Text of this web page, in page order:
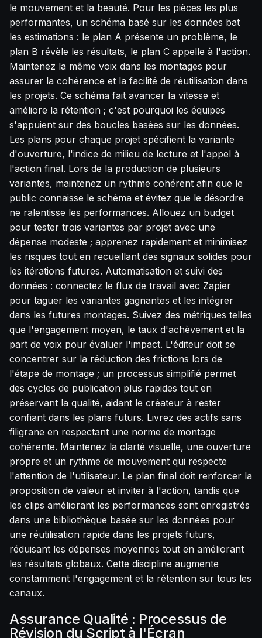
le mouvement et la beauté. Pour les pièces les plus
performantes, un schéma basé sur les données bat
les estimations : le plan A présente un problème, le
plan B révèle les résultats, le plan C appelle à l'action.
Maintenez la même voix dans les montages pour
assurer la cohérence et la facilité de réutilisation dans
les projets. Ce schéma fait avancer la vitesse et
améliore la rétention ; c'est pourquoi les équipes
s'appuient sur des boucles basées sur les données.
Les plans pour chaque projet spécifient la variante
d'ouverture, l'indice de milieu de lecture et l'appel à
l'action final. Lors de la production de plusieurs
variantes, maintenez un rythme cohérent afin que le
public connaisse le schéma et évitez que le désordre
ne ralentisse les performances. Allouez un budget
pour tester trois variantes par projet avec une
dépense modeste ; apprenez rapidement et minimisez
les risques tout en recueillant des signaux solides pour
les itérations futures. Automatisation et suivi des
données : connectez le flux de travail avec Zapier
pour taguer les variantes gagnantes et les intégrer
dans les futures montages. Suivez des métriques telles
que l'engagement moyen, le taux d'achèvement et la
part de voix pour évaluer l'impact. L'éditeur doit se
concentrer sur la réduction des frictions lors de
l'étape de montage ; un processus simplifié permet
des cycles de publication plus rapides tout en
préservant la qualité, aidant le créateur à rester
confiant dans les plans futurs. Livrez des actifs sans
filigrane en respectant une norme de montage
cohérente. Maintenez la clarté visuelle, une ouverture
propre et un rythme de mouvement qui respecte
l'attention de l'utilisateur. Le plan final doit renforcer la
proposition de valeur et inviter à l'action, tandis que
les clips améliorant les performances sont enregistrés
dans une bibliothèque basée sur les données pour
une réutilisation rapide dans les projets futurs,
réduisant les dépenses moyennes tout en améliorant
les résultats globaux. Cette discipline augmente
constamment l'engagement et la rétention sur tous les
canaux.
Assurance Qualité : Processus de
Révision du Script à l'Écran